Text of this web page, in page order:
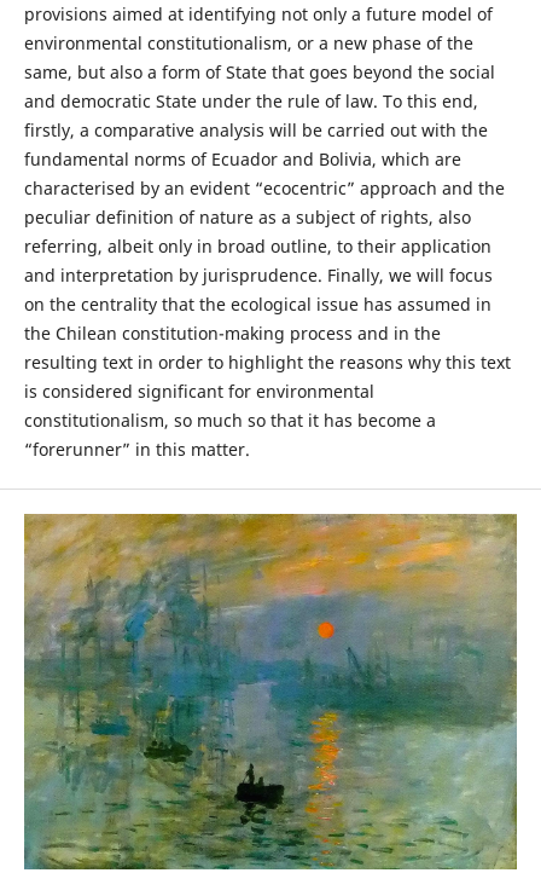
provisions aimed at identifying not only a future model of
environmental constitutionalism, or a new phase of the
same, but also a form of State that goes beyond the social
and democratic State under the rule of law. To this end,
firstly, a comparative analysis will be carried out with the
fundamental norms of Ecuador and Bolivia, which are
characterised by an evident “ecocentric” approach and the
peculiar definition of nature as a subject of rights, also
referring, albeit only in broad outline, to their application
and interpretation by jurisprudence. Finally, we will focus
on the centrality that the ecological issue has assumed in
the Chilean constitution-making process and in the
resulting text in order to highlight the reasons why this text
is considered significant for environmental
constitutionalism, so much so that it has become a
“forerunner” in this matter.